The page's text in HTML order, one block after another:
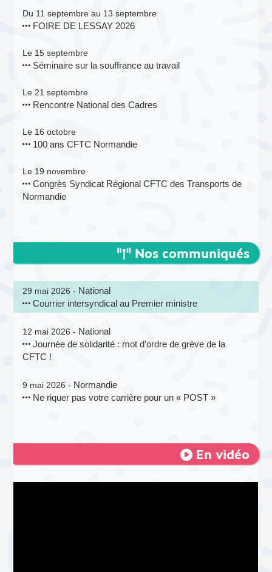
Du 11 septembre au 13 septembre
FOIRE DE LESSAY 2026
Le 15 septembre
Séminaire sur la souffrance au travail
Le 21 septembre
Rencontre National des Cadres
Le 16 octobre
100 ans CFTC Normandie
Le 19 novembre
Congrès Syndicat Régional CFTC des Transports de
Normandie
Nos communiqués
29 mai 2026 - National
Courrier intersyndical au Premier ministre
12 mai 2026 - National
Journée de solidarité : mot d’ordre de grève de la
CFTC !
9 mai 2026 - Normandie
Ne riquer pas votre carrière pour un « POST »
En vidéo